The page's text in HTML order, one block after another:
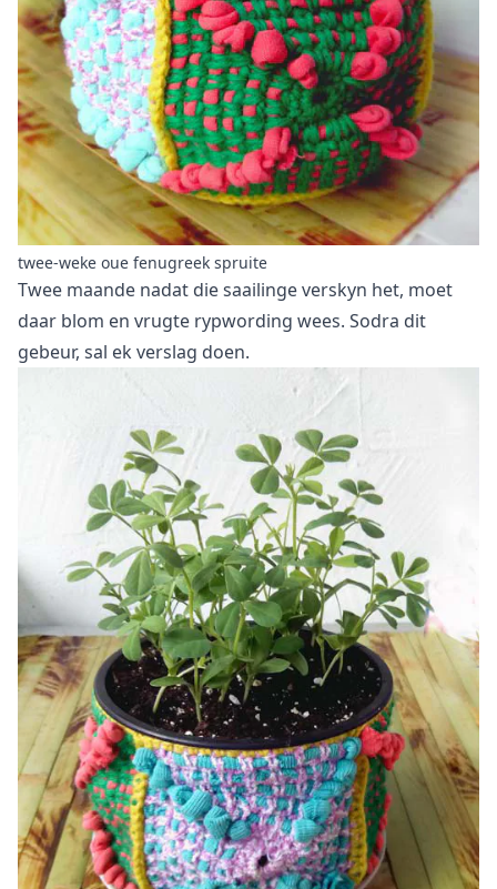
twee-weke oue fenugreek spruite
Twee maande nadat die saailinge verskyn het, moet
daar blom en vrugte rypwording wees. Sodra dit
gebeur, sal ek verslag doen.